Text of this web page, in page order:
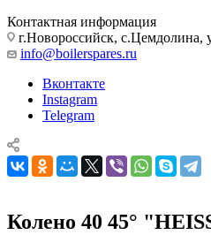
Контактная информация
г.Новороссийск, с.Цемдолина,
info@boilerspares.ru
Вконтакте
Instagram
Telegram
Колено 40 45°